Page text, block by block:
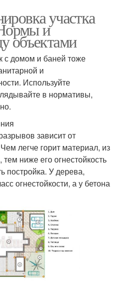
участка
и
объектами
с домом и баней тоже
и
Используйте
в нормативы,
зависит от
легче горит материал, из
ниже его огнестойкость
постройка. У дерева,
огнестойкости, а у бетона